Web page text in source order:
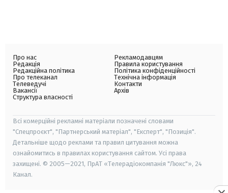
Про нас
Редакція
Редакційна політика
Про телеканал
Телеведучі
Вакансії
Структура власності
Рекламодавцям
Правила користування
Політика конфіденційності
Технічна інформація
Контакти
Архів
Всі комерційні рекламні матеріали позначені словами
"Спецпроєкт", "Партнерський матеріал", "Експерт", "Позиція".
Детальніше щодо реклами та правил цитування можна
ознайомитись в правилах користування сайтом. Усі права
захищені. © 2005—2021, ПрАТ «Телерадіокомпанія "Люкс"», 24
Канал.